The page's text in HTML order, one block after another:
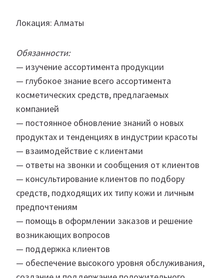
Локация: Алматы
Обязанности:
— изучение ассортимента продукции
— глубокое знание всего ассортимента
косметических средств, предлагаемых
компанией
— постоянное обновление знаний о новых
продуктах и тенденциях в индустрии красоты
— взаимодействие с клиентами
— ответы на звонки и сообщения от клиентов
— консультирование клиентов по подбору
средств, подходящих их типу кожи и личным
предпочтениям
— помощь в оформлении заказов и решение
возникающих вопросов
— поддержка клиентов
— обеспечение высокого уровня обслуживания,